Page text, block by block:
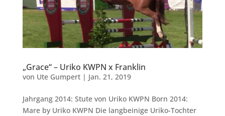
„Grace“ – Uriko KWPN x Franklin
von Ute Gumpert| Jan. 21, 2019
Jahrgang 2014: Stute von Uriko KWPN Born 2014:
Mare by Uriko KWPN Die langbeinige Uriko-Tochter